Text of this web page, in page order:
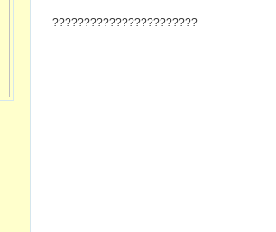
???????????????????????